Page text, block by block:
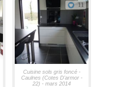
11
Cuisine sols gris foncé -
Caulnes (Cotes D'armor -
22) - mars 2014